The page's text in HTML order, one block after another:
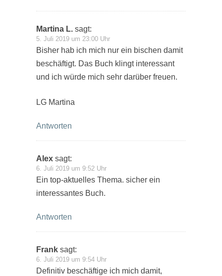
Martina L. sagt:
5. Juli 2019 um 23:00 Uhr
Bisher hab ich mich nur ein bischen damit
beschäftigt. Das Buch klingt interessant
und ich würde mich sehr darüber freuen.
LG Martina
Antworten
Alex sagt:
6. Juli 2019 um 9:52 Uhr
Ein top-aktuelles Thema. sicher ein
interessantes Buch.
Antworten
Frank sagt:
6. Juli 2019 um 9:54 Uhr
Definitiv beschäftige ich mich damit,